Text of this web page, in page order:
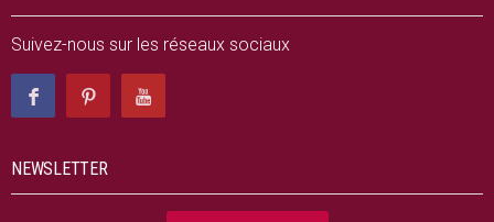
Suivez-nous sur les réseaux sociaux
NEWSLETTER